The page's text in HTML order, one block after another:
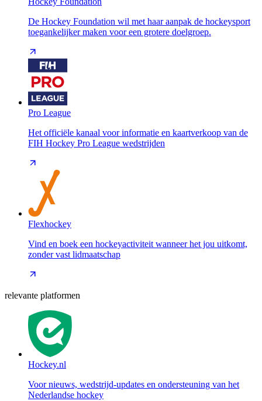
De Hockey Foundation wil met haar aanpak de hockeysport
toegankelijker maken voor een grotere doelgroep.
Pro League
Het officiële kanaal voor informatie en kaartverkoop van de
FIH Hockey Pro League wedstrijden
Flexhockey
Vind en boek een hockeyactiviteit wanneer het jou uitkomt,
zonder vast lidmaatschap
relevante platformen
Hockey.nl
Voor nieuws, wedstrijd-updates en ondersteuning van het
Nederlandse hockey